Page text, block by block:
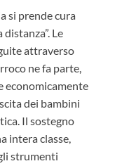
si prende cura
Le
attraverso
ne fa parte,
economicamente
dei bambini
Il sostegno
intera classe,
strumenti